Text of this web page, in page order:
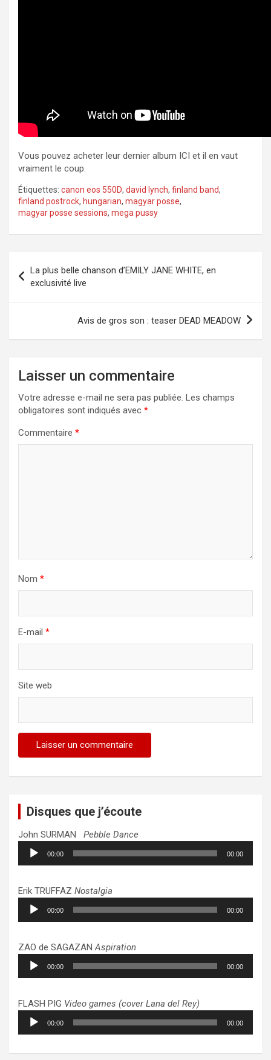
Vous pouvez acheter leur dernier album ICI et il en vaut
vraiment le coup.
Étiquettes: canon eos 550D, david lynch, finland band,
finland postrock, hungarian, magyar posse,
magyar posse sessions, mega pussy
de
l’article
La plus belle chanson d’EMILY JANE WHITE, en
exclusivité live
Avis de gros son : teaser DEAD MEADOW
Laisser un commentaire
Votre adresse e-mail ne sera pas publiée. Les champs
obligatoires sont indiqués avec *
Commentaire *
Nom *
E-mail *
Site web
Disques que j’écoute
John SURMAN Pebble Dance
Lecteur
audio
00:00 00:00
Erik TRUFFAZ Nostalgia
Lecteur
audio
00:00 00:00
ZAO de SAGAZANAspiration
Lecteur
audio
00:00 00:00
FLASH PIG Video games (cover Lana del Rey)
Lecteur
audio
00:00 00:00